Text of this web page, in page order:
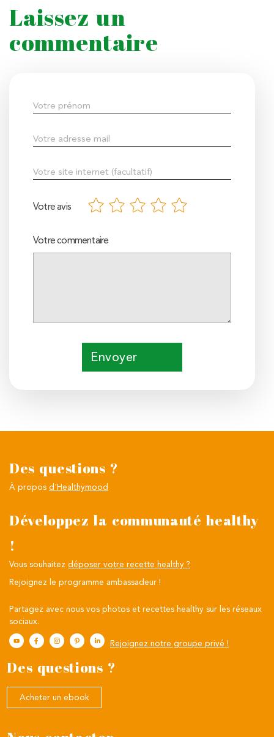
Laissez un
commentaire
Votre avis
Votre commentaire
Envoyer
Des questions ?
À propos d'Healthymood
Développez la communauté healthy
!
Vous souhaitez déposer votre recette healthy ?
Rejoignez le programme ambassadeur !
Partagez avec nous vos photos et recettes healthy sur les réseaux
sociaux.
Rejoignez notre groupe privé !
Des questions ?
Acheter un ebook